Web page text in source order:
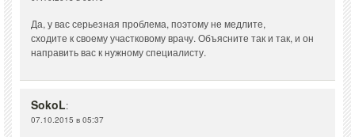
Да, у вас серьезная проблема, поэтому не медлите,
сходите к своему участковому врачу. Объясните так и так, и он
направить вас к нужному специалисту.
SokoL:
07.10.2015 в 05:37